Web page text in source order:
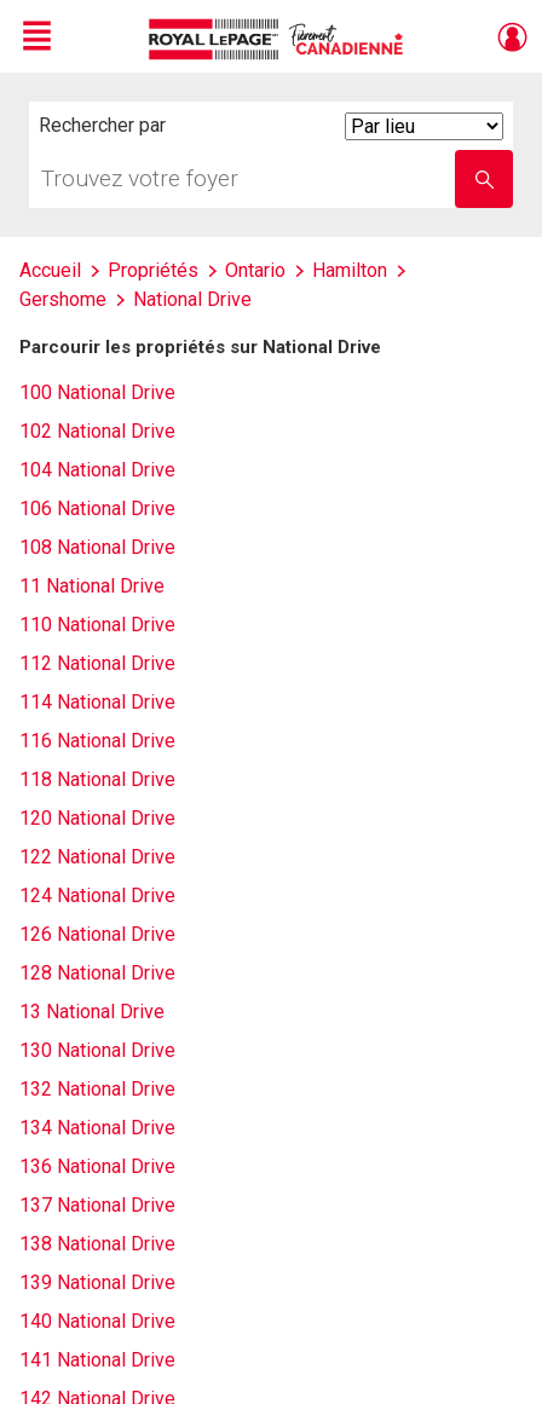
Menu
Rechercher par
votre
nom
Accueil Propriétés Ontario
Hamilton
Gershome
National Drive
Parcourir les propriétés sur National Drive
100 National Drive
102 National Drive
104 National Drive
106 National Drive
108 National Drive
11 National Drive
110 National Drive
112 National Drive
114 National Drive
116 National Drive
118 National Drive
120 National Drive
122 National Drive
124 National Drive
126 National Drive
128 National Drive
13 National Drive
130 National Drive
132 National Drive
134 National Drive
136 National Drive
137 National Drive
138 National Drive
139 National Drive
140 National Drive
141 National Drive
142 National Drive